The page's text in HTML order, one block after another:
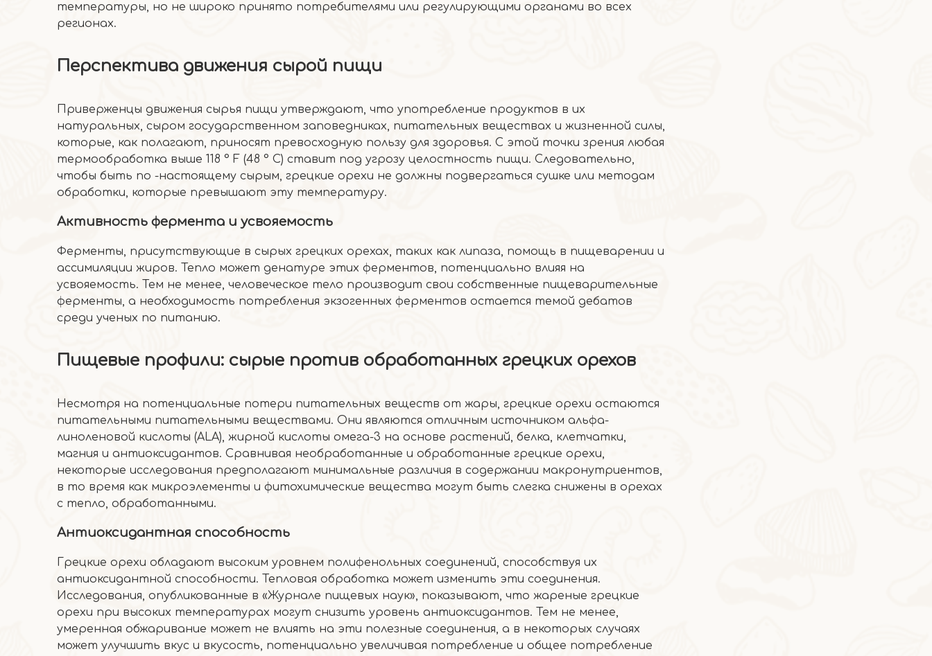
температуры, но не широко принято потребителями или регулирующими органами во всех
регионах.
Перспектива движения сырой пищи
Приверженцы движения сырья пищи утверждают, что употребление продуктов в их
натуральных, сыром государственном заповедниках, питательных веществах и жизненной силы,
которые, как полагают, приносят превосходную пользу для здоровья. С этой точки зрения любая
термообработка выше 118 ° F (48 ° C) ставит под угрозу целостность пищи. Следовательно,
чтобы быть по -настоящему сырым, грецкие орехи не должны подвергаться сушке или методам
обработки, которые превышают эту температуру.
Активность фермента и усвояемость
Ферменты, присутствующие в сырых грецких орехах, таких как липаза, помощь в пищеварении и
ассимиляции жиров. Тепло может денатуре этих ферментов, потенциально влияя на
усвояемость. Тем не менее, человеческое тело производит свои собственные пищеварительные
ферменты, а необходимость потребления экзогенных ферментов остается темой дебатов
среди ученых по питанию.
Пищевые профили: сырые против обработанных грецких орехов
Несмотря на потенциальные потери питательных веществ от жары, грецкие орехи остаются
питательными питательными веществами. Они являются отличным источником альфа-
линоленовой кислоты (ALA), жирной кислоты омега-3 на основе растений, белка, клетчатки,
магния и антиоксидантов. Сравнивая необработанные и обработанные грецкие орехи,
некоторые исследования предполагают минимальные различия в содержании макронутриентов,
в то время как микроэлементы и фитохимические вещества могут быть слегка снижены в орехах
с тепло, обработанными.
Антиоксидантная способность
Грецкие орехи обладают высоким уровнем полифенольных соединений, способствуя их
антиоксидантной способности. Тепловая обработка может изменить эти соединения.
Исследования, опубликованные в «Журнале пищевых наук», показывают, что жареные грецкие
орехи при высоких температурах могут снизить уровень антиоксидантов. Тем не менее,
умеренная обжаривание может не влиять на эти полезные соединения, а в некоторых случаях
может улучшить вкус и вкусость, потенциально увеличивая потребление и общее потребление